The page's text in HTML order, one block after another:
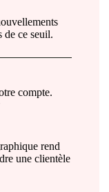
de ce seuil.
compte.
rend
une clientèle